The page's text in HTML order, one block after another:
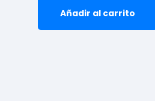
Añadir al carrito